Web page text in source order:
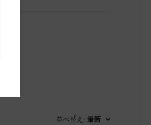
並べ替え : 最新